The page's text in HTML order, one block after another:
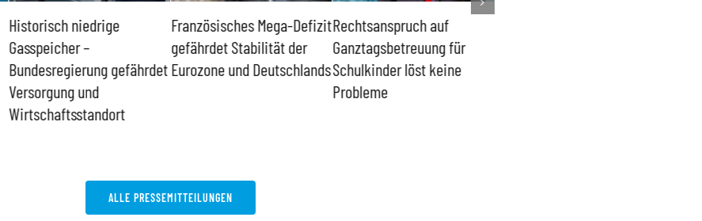
Historisch niedrige
Gasspeicher –
Bundesregierung gefährdet
Versorgung und
Wirtschaftsstandort
Französisches Mega-Defizit
gefährdet Stabilität der
Eurozone und Deutschlands
Rechtsanspruch auf
Ganztagsbetreuung für
Schulkinder löst keine
Probleme
ALLE PRESSEMITTEILUNGEN